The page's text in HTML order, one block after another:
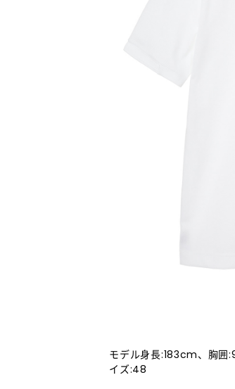
モデル身長:183cm、胸
イズ:48